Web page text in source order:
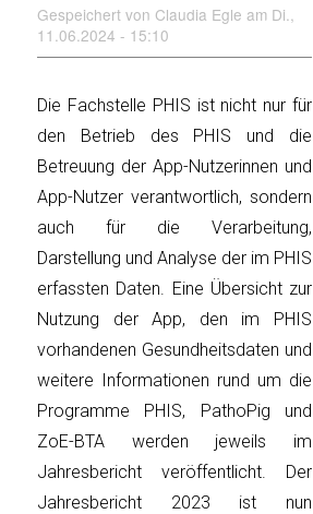
Gespeichert von Claudia Egle am Di.,
11.06.2024 - 15:10
Die Fachstelle PHIS ist nicht nur für
den Betrieb des PHIS und die
Betreuung der App-Nutzerinnen und
App-Nutzer verantwortlich, sondern
auch für die Verarbeitung,
Darstellung und Analyse der im PHIS
erfassten Daten. Eine Übersicht zur
Nutzung der App, den im PHIS
vorhandenen Gesundheitsdaten und
weitere Informationen rund um die
Programme PHIS, PathoPig und
ZoE-BTA werden jeweils im
Jahresbericht veröffentlicht. Der
Jahresbericht 2023 ist nun